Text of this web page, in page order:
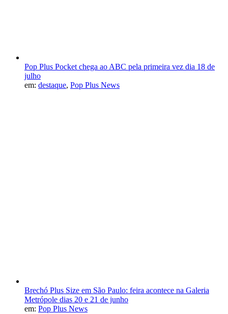
Pop Plus Pocket chega ao ABC pela primeira vez dia 18 de
julho
em: destaque, Pop Plus News
Brechó Plus Size em São Paulo: feira acontece na Galeria
Metrópole dias 20 e 21 de junho
em: Pop Plus News